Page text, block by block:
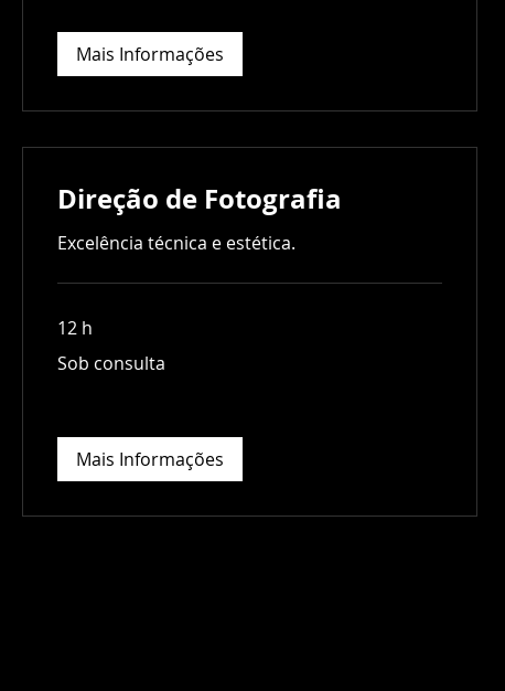
Mais Informações
Direção de Fotografia
Excelência técnica e estética.
12 h
consulta
Sob consulta
Mais Informações